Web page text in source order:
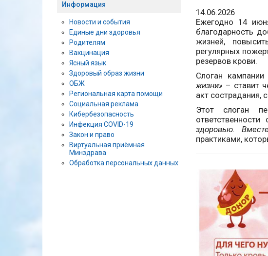
14.06.2026
Ежегодно 14
благодарность
жизней,
регулярных
резервов крови.
Слоган кампании
жизни» – ставит
акт сострадания,
Этот слоган
здоровью.
практиками,
Информация
Новости и события
Единые дни здоровья
Родителям
Вакцинация
Ясный язык
Здоровый образ жизни
ОБЖ
Региональная карта помощи
Социальная реклама
Кибербезопасность
Инфекция COVID-19
Закон и право
Виртуальная приёмная
Минздрава
Обработка персональных данных